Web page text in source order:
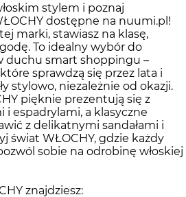
stylem i poznaj
dostępne na nuumi.pl!
marki, stawiasz na klasę,
To idealny wybór do
duchu smart shoppingu –
sprawdzą się przez lata i
stylowo, niezależnie od okazji.
pięknie prezentują się z
espadrylami, a klasyczne
z delikatnymi sandałami i
świat WŁOCHY, gdzie każdy
sobie na odrobinę włoskiej
znajdziesz: